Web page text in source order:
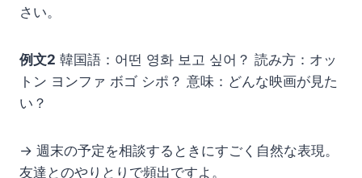
さい。
例文2 韓国語：어떤 영화 보고 싶어？ 読み方：オッ
トン ヨンファ ボゴ シポ？ 意味：どんな映画が見た
い？
→ 週末の予定を相談するときにすごく自然な表現。
友達とのやりとりで頻出ですよ。